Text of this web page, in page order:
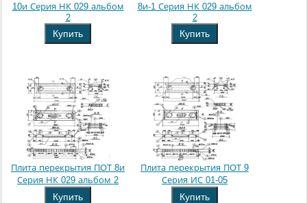
10и Серия НК 029 альбом
2
Купить
8и-1 Серия НК 029 альбом
2
Купить
Плита перекрытия ПОТ 8и
Серия НК 029 альбом 2
Купить
Плита перекрытия ПОТ 9
Серия ИС 01-05
Купить